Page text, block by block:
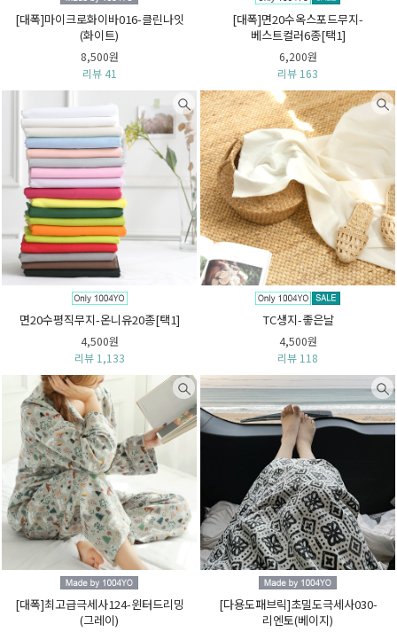
[대폭]마이크로화이바016-클린나잇
(화이트)
8,500원
리뷰 41
[대폭]면20수옥스포드무지-
베스트컬러6종[택1]
6,200원
리뷰 163
면20수평직무지-온니유20종[택1]
4,500원
리뷰 1,133
TC생지-좋은날
4,500원
리뷰 118
[대폭]최고급극세사124-윈터드리밍
(그레이)
[다용도패브릭]초밀도극세사030-
리엔토(베이지)